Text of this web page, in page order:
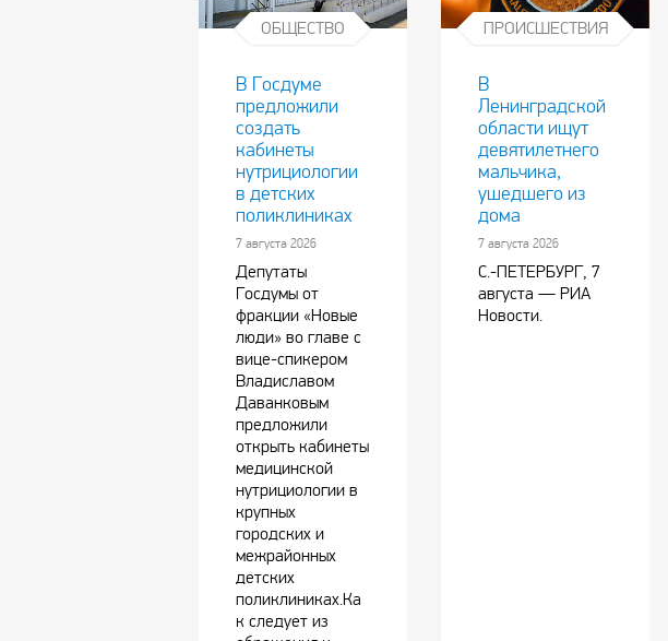
ОБЩЕСТВО
В Госдуме
предложили
создать
кабинеты
нутрициологии
в детских
поликлиниках
7 августа 2026
Депутаты
Госдумы от
фракции «Новые
люди» во главе с
вице-спикером
Владиславом
Даванковым
предложили
открыть кабинеты
медицинской
нутрициологии в
крупных
городских и
межрайонных
детских
поликлиниках.Ка
к следует из
ПРОИСШЕСТВИЯ
В
Ленинградской
области ищут
девятилетнего
мальчика,
ушедшего из
дома
7 августа 2026
С.-ПЕТЕРБУРГ, 7
августа — РИА
Новости.